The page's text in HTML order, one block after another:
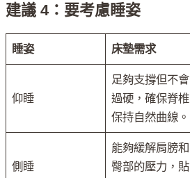
建議 4：要考慮睡姿
睡姿 床墊需求
仰睡
足夠支撐但不會
過硬，確保脊椎
保持自然曲線。
側睡
能夠緩解肩膀和
臀部的壓力，貼